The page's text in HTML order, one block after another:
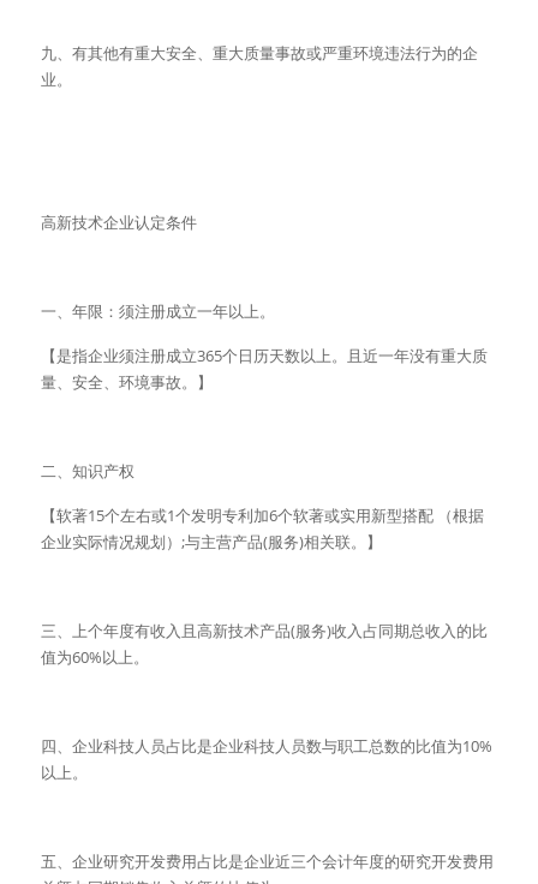
九、有其他有重大安全、重大质量事故或严重环境违法行为的企
业。
高新技术企业认定条件
一、年限：须注册成立一年以上。
【是指企业须注册成立365个日历天数以上。且近一年没有重大质
量、安全、环境事故。】
二、知识产权
【软著15个左右或1个发明专利加6个软著或实用新型搭配 （根据
企业实际情况规划）;与主营产品(服务)相关联。】
三、上个年度有收入且高新技术产品(服务)收入占同期总收入的比
值为60%以上。
四、企业科技人员占比是企业科技人员数与职工总数的比值为10%
以上。
五、企业研究开发费用占比是企业近三个会计年度的研究开发费用